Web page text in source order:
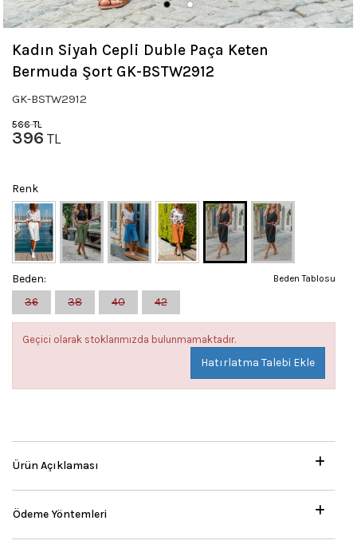
Kadın Siyah Cepli Duble Paça Keten
Bermuda Şort GK-BSTW2912
GK-BSTW2912
566TL
396 TL
Renk
Beden Tablosu
Beden:
36
38 40 42
Geçici olarak stoklarımızda bulunmamaktadır.
Hatırlatma Talebi Ekle
Ürün Açıklaması
Ödeme Yöntemleri